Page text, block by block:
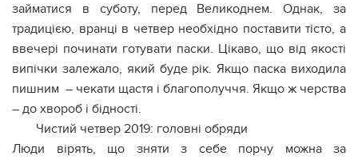
займатися в суботу, перед Великоднем. Однак, за
традицією, вранці в четвер необхідно поставити тісто, а
ввечері починати готувати паски. Цікаво, що від якості
випічки залежало, який буде рік. Якщо паска виходила
пишним – чекати щастя і благополуччя. Якщо ж черства
– до хвороб і бідності.
Чистий четвер 2019: головні обряди
Люди вірять, що зняти з себе порчу можна за